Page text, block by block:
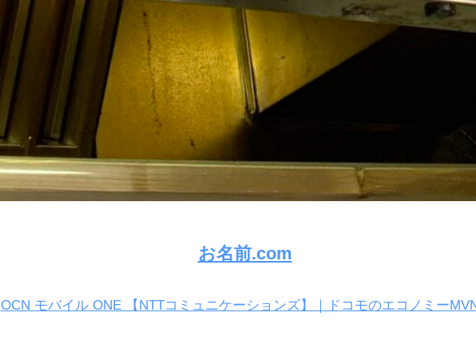
お名前.com
OCN モバイル ONE 【NTTコミュニケーションズ】｜ドコモのエコノミー